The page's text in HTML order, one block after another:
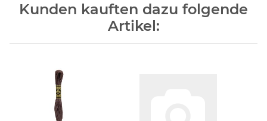
Kunden kauften dazu folgende
Artikel: